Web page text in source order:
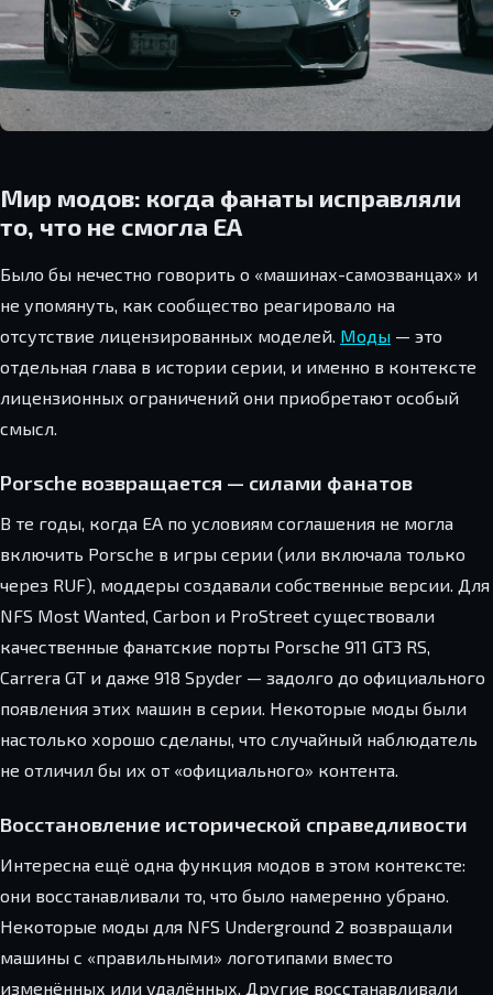
Мир модов: когда фанаты исправляли
то, что не смогла EA
Было бы нечестно говорить о «машинах-самозванцах» и
не упомянуть, как сообщество реагировало на
отсутствие лицензированных моделей. Моды — это
отдельная глава в истории серии, и именно в контексте
лицензионных ограничений они приобретают особый
смысл.
Porsche возвращается — силами фанатов
В те годы, когда EA по условиям соглашения не могла
включить Porsche в игры серии (или включала только
через RUF), моддеры создавали собственные версии. Для
NFS Most Wanted, Carbon и ProStreet существовали
качественные фанатские порты Porsche 911 GT3 RS,
Carrera GT и даже 918 Spyder — задолго до официального
появления этих машин в серии. Некоторые моды были
настолько хорошо сделаны, что случайный наблюдатель
не отличил бы их от «официального» контента.
Восстановление исторической справедливости
Интересна ещё одна функция модов в этом контексте:
они восстанавливали то, что было намеренно убрано.
Некоторые моды для NFS Underground 2 возвращали
машины с «правильными» логотипами вместо
изменённых или удалённых. Другие восстанавливали